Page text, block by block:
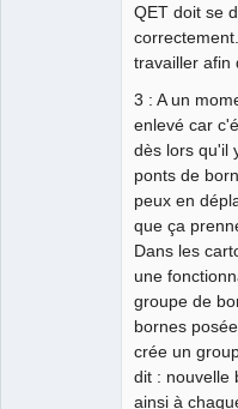
QET doit se
travailler afin
3 : A un
enlevé car
dès lors qu'il
ponts de
peux en
que ça
Dans les
une
groupe de
bornes
crée un
dit : nouvelle
ainsi à